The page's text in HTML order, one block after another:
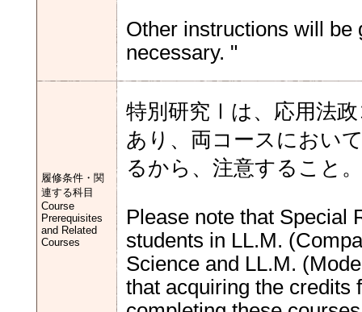
Other instructions will be
necessary. "
履修条件・関
連する科目
Course
Prerequisites
and Related
Courses
特別研究Ⅰは、応用法
あり、両コースにおい
るから、注意すること。
Please note that Special
students in LL.M.
Science and LL.M.
that acquiring the credits